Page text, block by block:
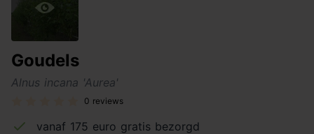
Goudels
Alnus incana 'Aurea'
0 reviews
vanaf 175 euro gratis bezorgd